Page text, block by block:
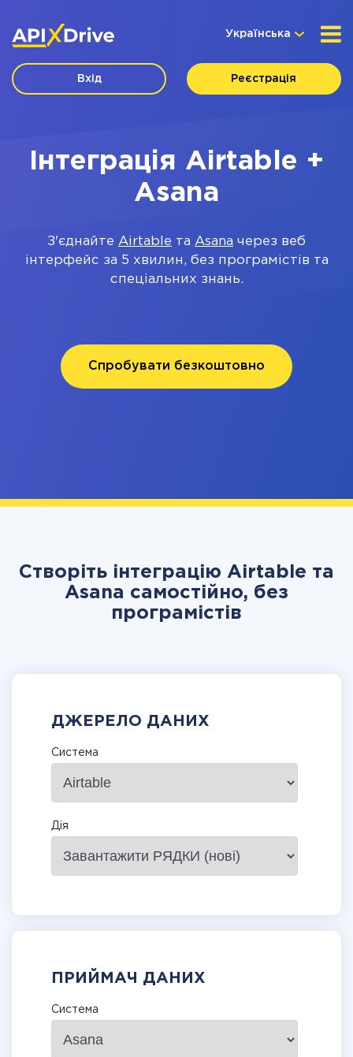
Українська
Вхід Реєстрація
Інтеграція Airtable +
Asana
З'єднайте Airtable та Asana через веб
інтерфейс за 5 хвилин, без програмістів та
спеціальних знань.
Спробувати безкоштовно
Створіть інтеграцію Airtable та
Asana самостійно, без
програмістів
ДЖЕРЕЛО ДАНИХ
Система
Дія
ПРИЙМАЧ ДАНИХ
Система